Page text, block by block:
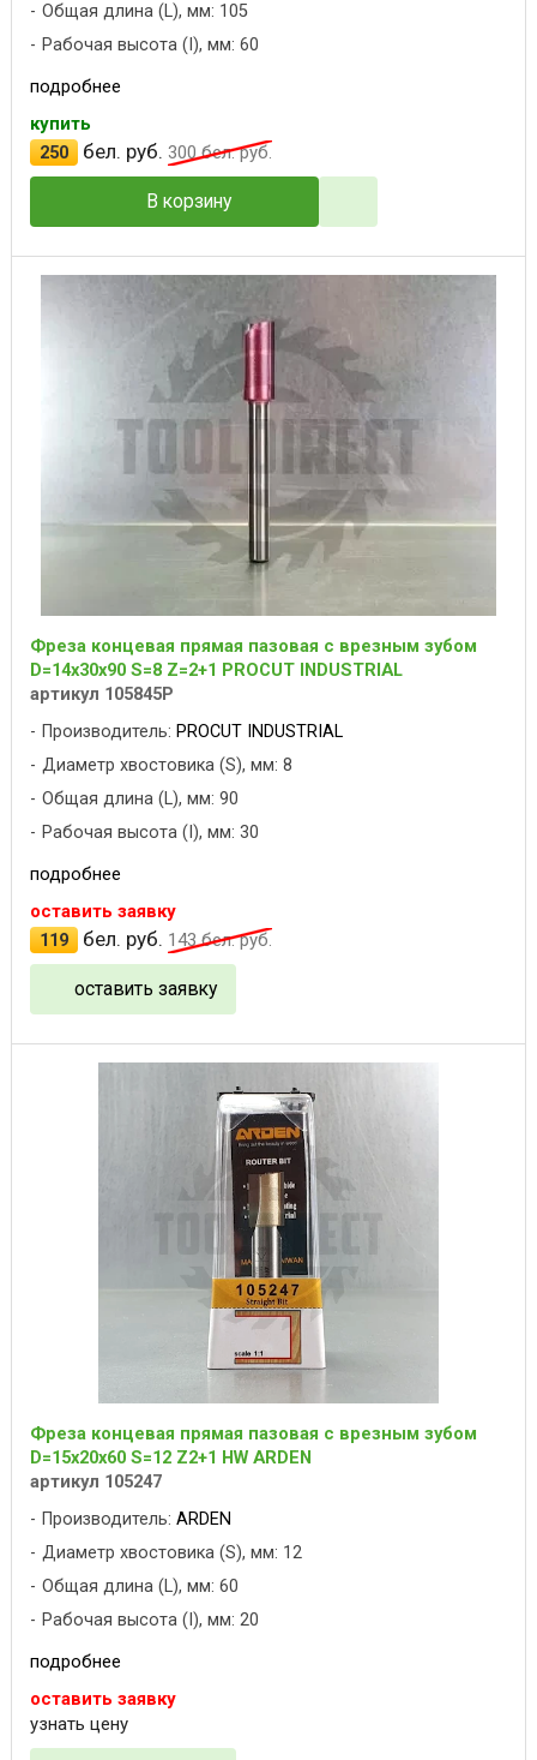
Общая длина (L), мм: 105
Рабочая высота (I), мм: 60
подробнее
купить
250
бел. руб. 300бел. руб.
В корзину
Фреза концевая прямая пазовая с врезным зубом
D=14х30x90 S=8 Z=2+1 PROCUT INDUSTRIAL
артикул 105845P
Производитель: PROCUT INDUSTRIAL
Диаметр хвостовика (S), мм: 8
Общая длина (L), мм: 90
Рабочая высота (I), мм: 30
подробнее
оставить заявку
119
бел. руб. 143бел. руб.
оставить заявку
Фреза концевая прямая пазовая с врезным зубом
D=15x20x60 S=12 Z2+1 HW ARDEN
артикул 105247
Производитель: ARDEN
Диаметр хвостовика (S), мм: 12
Общая длина (L), мм: 60
Рабочая высота (I), мм: 20
подробнее
оставить заявку
узнать цену